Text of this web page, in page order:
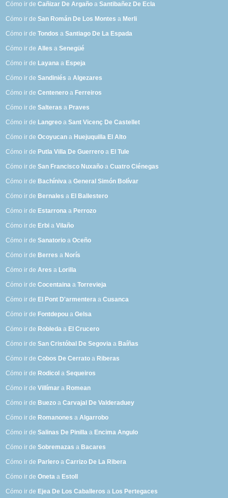
Cómo ir deCañizar De Argaño aSantibañez De Ecla
Cómo ir deSan Román De Los Montes a Merli
Cómo ir deTondos aSantiago De La Espada
Cómo ir deAlles aSenegüé
Cómo ir de Layana a Espeja
Cómo ir deSandiniés aAlgezares
Cómo ir deCentenero a Ferreiros
Cómo ir deSalteras a Praves
Cómo ir de Langreo aSant Vicenç De Castellet
Cómo ir deOcoyucan a Huejuquilla El Alto
Cómo ir de Putla Villa De Guerrero a El Tule
Cómo ir deSan Francisco Nuxaño aCuatro Ciénegas
Cómo ir de Bachíniva aGeneral Simón Bolívar
Cómo ir de Bernales a El Ballestero
Cómo ir de Estarrona a Perrozo
Cómo ir de Erbi aVilaño
Cómo ir deSanatorio aOceño
Cómo ir de Berres a Norís
Cómo ir deAres a Lorilla
Cómo ir deCocentaina aTorrevieja
Cómo ir de El Pont D'armentera aCusanca
Cómo ir de Fontdepou aGelsa
Cómo ir de Robleda a El Crucero
Cómo ir deSan Cristóbal De Segovia a Baíñas
Cómo ir deCobos De Cerrato a Riberas
Cómo ir de Rodicol aSequeiros
Cómo ir deVillímar a Romean
Cómo ir de Buezo aCarvajal De Valderaduey
Cómo ir de Romanones aAlgarrobo
Cómo ir deSalinas De Pinilla a Encima Angulo
Cómo ir deSobremazas a Bacares
Cómo ir de Parlero aCarrizo De La Ribera
Cómo ir deOneta a Estoll
Cómo ir de Ejea De Los Caballeros a Los Pertegaces